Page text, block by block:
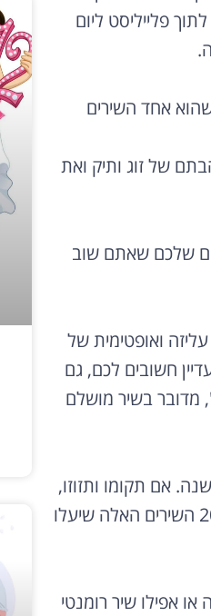
פלייליסט ליום
אחד השירים
של זוג ותיק ואת
שלכם שאתם שוב
ואופטימית של
חשובים לכם, גם
מדובר בשיר מושלם
אם תקומו ותזוזו,
תשיגו תוצאות מדהימות – כל מה שאתם צריכים זה לבחור שיר ריקודים ליום נישואין. נסו את 20 השירים האלה שיעלו
אפילו שיר רומנטי